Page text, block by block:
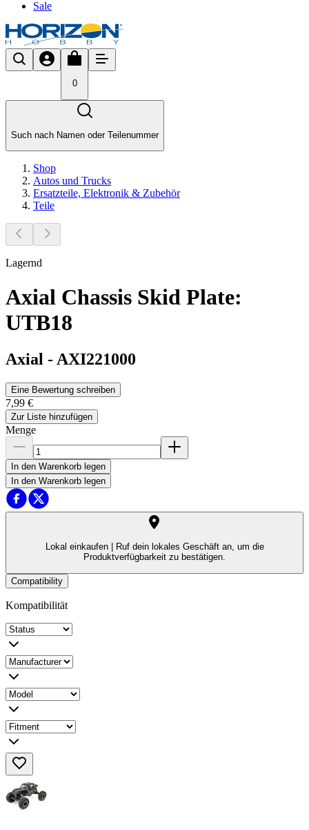
Sale
0
Such nach Namen oder Teilenummer
Shop
Autos und Trucks
Ersatzteile, Elektronik & Zubehör
Teile
Lagernd
Axial Chassis Skid Plate:
UTB18
Axial - AXI221000
Eine Bewertung schreiben
7,99 €
Zur Liste hinzufügen
Menge
In den Warenkorb legen
In den Warenkorb legen
Lokal einkaufen |
Ruf dein lokales Geschäft an, um die
Produktverfügbarkeit zu bestätigen.
Compatibility
Kompatibilität